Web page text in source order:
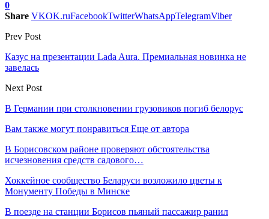
0
Share VKOK.ruFacebookTwitterWhatsAppTelegramViber
Prev Post
Казус на презентации Lada Aura. Премиальная новинка не
завелась
Next Post
В Германии при столкновении грузовиков погиб белорус
Вам также могут понравиться Еще от автора
В Борисовском районе проверяют обстоятельства
исчезновения средств садового…
Хоккейное сообщество Беларуси возложило цветы к
Монументу Победы в Минске
В поезде на станции Борисов пьяный пассажир ранил